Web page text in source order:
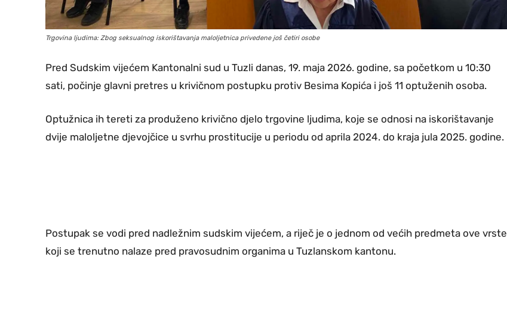
Trgovina ljudima: Zbog seksualnog iskorištavanja maloljetnica privedene još četiri osobe
Pred Sudskim vijećem Kantonalni sud u Tuzli danas, 19. maja 2026. godine, sa početkom u 10:30
sati, počinje glavni pretres u krivičnom postupku protiv Besima Kopića i još 11 optuženih osoba.
Optužnica ih tereti za produženo krivično djelo trgovine ljudima, koje se odnosi na iskorištavanje
dvije maloljetne djevojčice u svrhu prostitucije u periodu od aprila 2024. do kraja jula 2025. godine.
Postupak se vodi pred nadležnim sudskim vijećem, a riječ je o jednom od većih predmeta ove vrste
koji se trenutno nalaze pred pravosudnim organima u Tuzlanskom kantonu.